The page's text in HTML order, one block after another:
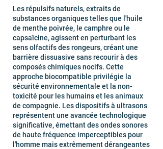
Les répulsifs naturels, extraits de
substances organiques telles que l'huile
de menthe poivrée, le camphre ou le
capsaïcine, agissent en perturbant les
sens olfactifs des rongeurs, créant une
barrière dissuasive sans recourir à des
composés chimiques nocifs. Cette
approche biocompatible privilégie la
sécurité environnementale et la non-
toxicité pour les humains et les animaux
de compagnie. Les dispositifs à ultrasons
représentent une avancée technologique
significative, émettant des ondes sonores
de haute fréquence imperceptibles pour
l'homme mais extrêmement dérangeantes